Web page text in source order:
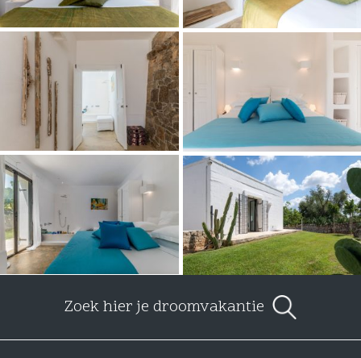
Zoek hier je droomvakantie